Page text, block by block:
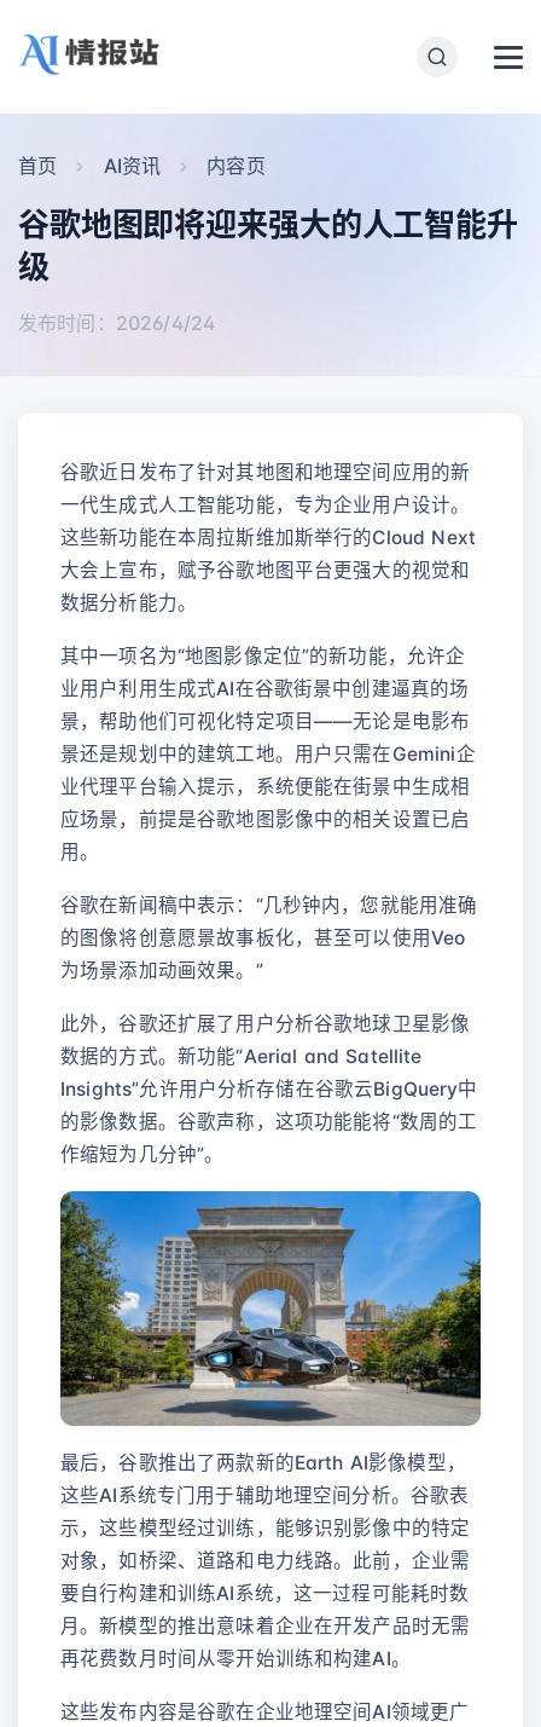
首页 AI资讯 内容页
谷歌地图即将迎来强大的人工智能升
级
发布时间：2026/4/24
谷歌近日发布了针对其地图和地理空间应用的新
一代生成式人工智能功能，专为企业用户设计。
这些新功能在本周拉斯维加斯举行的Cloud Next
大会上宣布，赋予谷歌地图平台更强大的视觉和
数据分析能力。
其中一项名为“地图影像定位”的新功能，允许企
业用户利用生成式AI在谷歌街景中创建逼真的场
景，帮助他们可视化特定项目——无论是电影布
景还是规划中的建筑工地。用户只需在Gemini企
业代理平台输入提示，系统便能在街景中生成相
应场景，前提是谷歌地图影像中的相关设置已启
用。
谷歌在新闻稿中表示：“几秒钟内，您就能用准确
的图像将创意愿景故事板化，甚至可以使用Veo
为场景添加动画效果。”
此外，谷歌还扩展了用户分析谷歌地球卫星影像
数据的方式。新功能“Aerial and Satellite
Insights”允许用户分析存储在谷歌云BigQuery中
的影像数据。谷歌声称，这项功能能将“数周的工
作缩短为几分钟”。
最后，谷歌推出了两款新的Earth AI影像模型，
这些AI系统专门用于辅助地理空间分析。谷歌表
示，这些模型经过训练，能够识别影像中的特定
对象，如桥梁、道路和电力线路。此前，企业需
要自行构建和训练AI系统，这一过程可能耗时数
月。新模型的推出意味着企业在开发产品时无需
再花费数月时间从零开始训练和构建AI。
这些发布内容是谷歌在企业地理空间AI领域更广